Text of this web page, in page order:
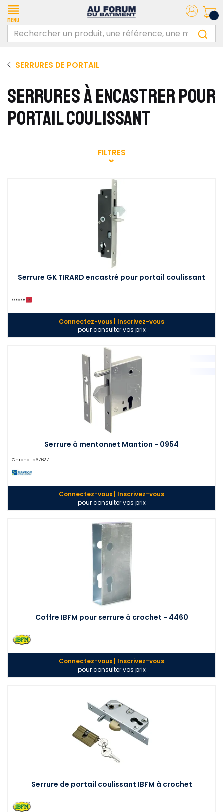
Menu
SERRURES DE PORTAIL
SERRURES À ENCASTRER POUR
PORTAIL COULISSANT
FILTRES
Serrure GK TIRARD encastré pour portail coulissant
Connectez-vous | Inscrivez-vous
pour consulter vos prix
Serrure à mentonnet Mantion - 0954
Chrono : 567627
Connectez-vous | Inscrivez-vous
pour consulter vos prix
Coffre IBFM pour serrure à crochet - 4460
Connectez-vous | Inscrivez-vous
pour consulter vos prix
Serrure de portail coulissant IBFM à crochet